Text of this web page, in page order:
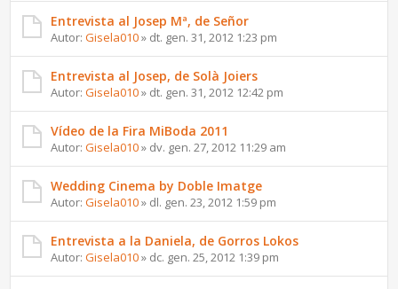
Entrevista al Josep Mª, de Señor
Autor:Gisela010» dt. gen. 31, 2012 1:23 pm
Entrevista al Josep, de Solà Joiers
Autor:Gisela010» dt. gen. 31, 2012 12:42 pm
Vídeo de la Fira MiBoda 2011
Autor:Gisela010» dv. gen. 27, 2012 11:29 am
Wedding Cinema by Doble Imatge
Autor:Gisela010» dl. gen. 23, 2012 1:59 pm
Entrevista a la Daniela, de Gorros Lokos
Autor:Gisela010» dc. gen. 25, 2012 1:39 pm